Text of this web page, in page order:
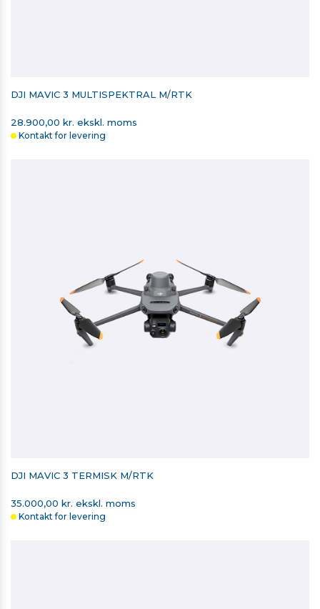
DJI MAVIC 3 MULTISPEKTRAL M/RTK
28.900,00 kr. ekskl. moms
Kontakt for levering
DJI MAVIC 3 TERMISK M/RTK
35.000,00 kr. ekskl. moms
Kontakt for levering